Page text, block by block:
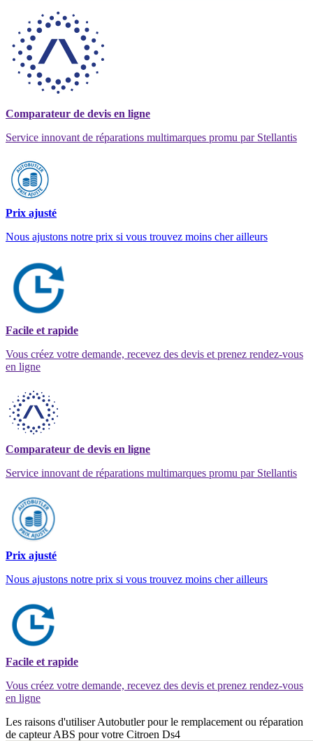
Comparateur de devis en ligne
Service innovant de réparations multimarques promu par Stellantis
Prix ajusté
Nous ajustons notre prix si vous trouvez moins cher ailleurs
Facile et rapide
Vous créez votre demande, recevez des devis et prenez rendez-vous
en ligne
Comparateur de devis en ligne
Service innovant de réparations multimarques promu par Stellantis
Prix ajusté
Nous ajustons notre prix si vous trouvez moins cher ailleurs
Facile et rapide
Vous créez votre demande, recevez des devis et prenez rendez-vous
en ligne
Les raisons d'utiliser Autobutler pour le remplacement ou réparation
de capteur ABS pour votre Citroen Ds4